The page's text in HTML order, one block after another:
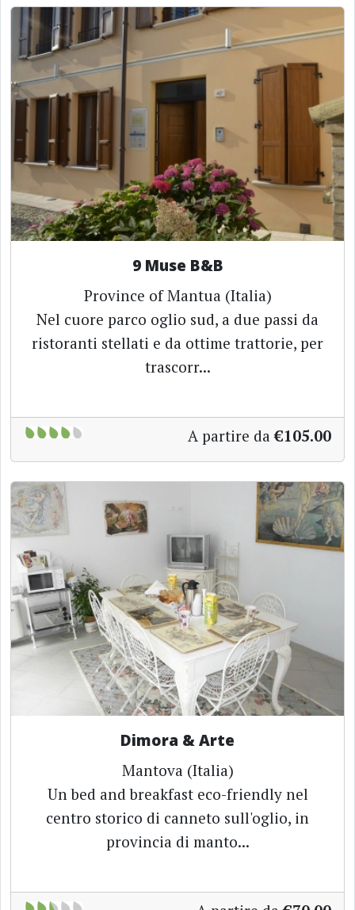
9 Muse B&B
Province of Mantua (Italia)
Nel cuore parco oglio sud, a due passi da
ristoranti stellati e da ottime trattorie, per
trascorr...
A partire da €105.00
Dimora & Arte
Mantova (Italia)
Un bed and breakfast eco-friendly nel
centro storico di canneto sull'oglio, in
provincia di manto...